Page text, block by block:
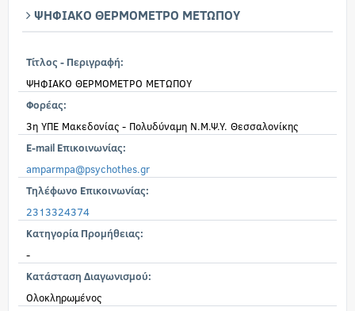
ΨΗΦΙΑΚΟ ΘΕΡΜΟΜΕΤΡΟ ΜΕΤΩΠΟΥ
Τίτλος - Περιγραφή:
ΨΗΦΙΑΚΟ ΘΕΡΜΟΜΕΤΡΟ ΜΕΤΩΠΟΥ
Φορέας:
3η ΥΠΕ Μακεδονίας - Πολυδύναμη Ν.Μ.Ψ.Υ. Θεσσαλονίκης
E-mail Επικοινωνίας:
amparmpa@psychothes.gr
Τηλέφωνο Επικοινωνίας:
2313324374
Κατηγορία Προμήθειας:
-
Κατάσταση Διαγωνισμού:
Ολοκληρωμένος